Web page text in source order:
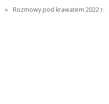
» Rozmowy pod krawatem 2022 r.